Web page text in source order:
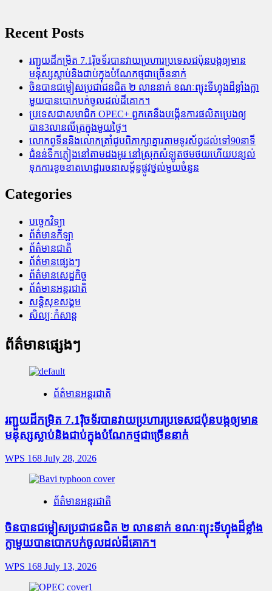
Recent Posts
រញ្ជួយដីកម្រិត​ 7.1រ៉ិចទ័របានវាយប្រហារប្រទេសជប៉ុនបង្កឲ្យមាន
មនុស្សស្លាប់​និង​ជាប់ក្នុងបំណែកថ្មជាច្រើននាក់
ចិនបានជម្លៀសប្រជាជនជិត ២ លាននាក់ ខណៈព្យុះទីហ្វុងដ៏ខ្លាំងក្លា
មួយបានបោកបក់ចូលដល់ដីគោក។
ប្រទេសជាសមាជិក OPEC+​ ពួកគេនឹងបង្កើនការផលិតប្រេងឲ្យ
បាន3លានលីត្រក្នុងមួយថ្ងៃ។
លោកពូទីននិងលោកត្រាំជូបពិភាក្សាគ្នារតាមទូរស័ព្ធដល់ទៅ90នាទី
ជំនន់​ទឹកភ្លៀង​នៅ​តាម​ដងអូរ​ នៅ​ស្រុក​សំឡូត​ថមថយ​ហើយ​បន្សល់​
ទុក​ការ​ខូចខាត​ហេដ្ឋារចនាសម្ព័ន្ធ​ផ្លូវថ្នល់​មួយ​ចំនួន
Categories
បច្ចេកវិទ្យា
ព័ត៌មានកីឡា
ព័ត៌មានជាតិ
ព័ត៌មានផ្សេងៗ
ព័ត៌មានសេដ្ឋកិច្ច
ព័ត៌មានអន្តរជាតិ
សន្តិសុខសង្គម
សិល្បៈកំសាន្ត
ព័ត៌មានផ្សេងៗ
ព័ត៌មានអន្តរជាតិ
រញ្ជួយដីកម្រិត​ 7.1រ៉ិចទ័របានវាយប្រហារប្រទេសជប៉ុនបង្កឲ្យមាន
មនុស្សស្លាប់​និង​ជាប់ក្នុងបំណែកថ្មជាច្រើននាក់
WPS 168 July 28, 2026
ព័ត៌មានអន្តរជាតិ
ចិនបានជម្លៀសប្រជាជនជិត ២ លាននាក់ ខណៈព្យុះទីហ្វុងដ៏ខ្លាំង
ក្លាមួយបានបោកបក់ចូលដល់ដីគោក។
WPS 168 July 13, 2026